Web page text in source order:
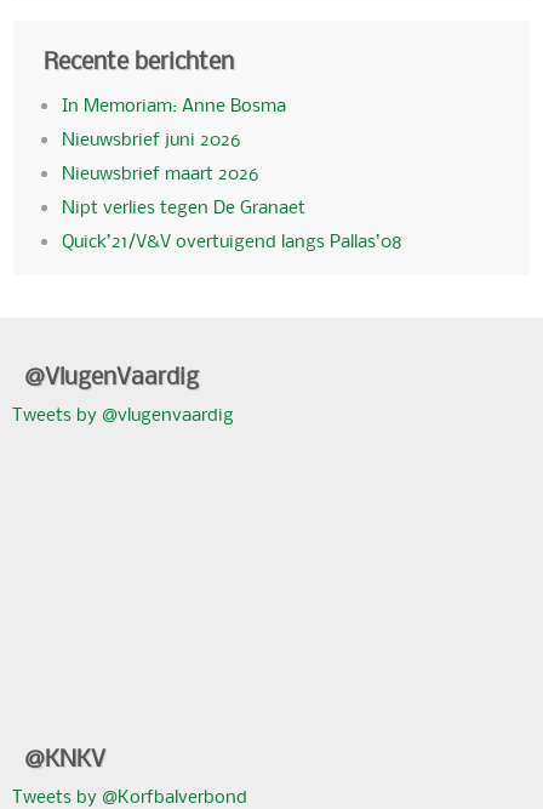
Recente berichten
In Memoriam: Anne Bosma
Nieuwsbrief juni 2026
Nieuwsbrief maart 2026
Nipt verlies tegen De Granaet
Quick’21/V&V overtuigend langs Pallas’08
@VlugenVaardig
Tweets by @vlugenvaardig
@KNKV
Tweets by @Korfbalverbond